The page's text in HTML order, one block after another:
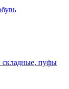
складные, пуфы